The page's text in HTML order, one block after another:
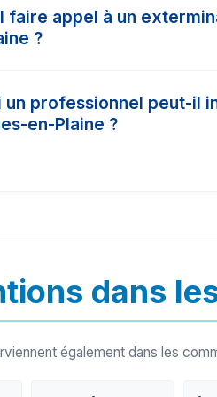
à traiter. En
et 450€. Il est conseillé de
faire appel à un
?
nécessaire (produits
Certibiocide a accès à
un professionnel peut-il
en-Plaine ?
dans
également dans les